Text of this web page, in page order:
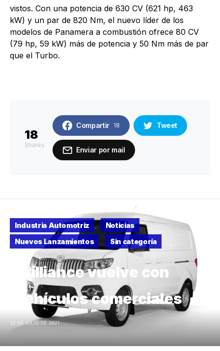
vistos. Con una potencia de 630 CV (621 hp, 463
kW) y un par de 820 Nm, el nuevo líder de los
modelos de Panamera a combustión ofrece 80 CV
(79 hp, 59 kW) más de potencia y 50 Nm más de par
que el Turbo.
18
Shares
Compartir 18 Tweet
Enviar por mail
Industria Automotriz
Noticias
Nuevos Lanzamientos
Sin categoría
Brilliance vuelve con
vehículos comerciales
22 DE JULIO DE 2021